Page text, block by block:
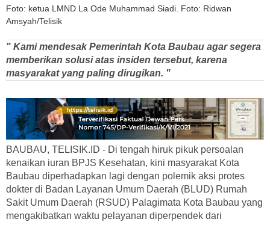
Foto: ketua LMND La Ode Muhammad Siadi. Foto: Ridwan
Amsyah/Telisik
" Kami mendesak Pemerintah Kota Baubau agar segera
memberikan solusi atas insiden tersebut, karena
masyarakat yang paling dirugikan. "
BAUBAU, TELISIK.ID - Di tengah hiruk pikuk persoalan
kenaikan iuran BPJS Kesehatan, kini masyarakat Kota
Baubau diperhadapkan lagi dengan polemik aksi protes
dokter di Badan Layanan Umum Daerah (BLUD) Rumah
Sakit Umum Daerah (RSUD) Palagimata Kota Baubau yang
mengakibatkan waktu pelayanan diperpendek dari